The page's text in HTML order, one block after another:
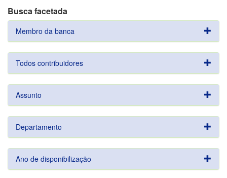
Busca facetada
Membro da banca
Todos contribuidores
Assunto
Departamento
Ano de disponibilização